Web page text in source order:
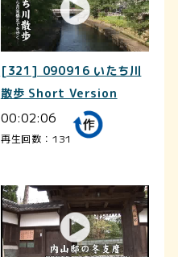
[321] 090916 いたち川
散歩 Short Version
00:02:06
再生回数：131